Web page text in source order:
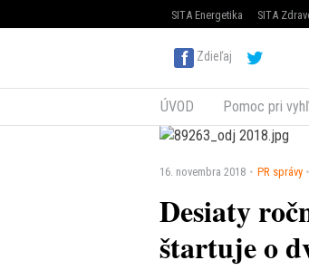
SITA Energetika SITA
Zdieľaj
ÚVOD Pomoc pri
16. novembra 2018 PR správy
Desiaty
štartuje o